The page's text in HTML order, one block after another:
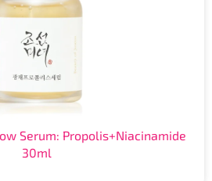
Serum: Propolis+Niacinamide
30ml